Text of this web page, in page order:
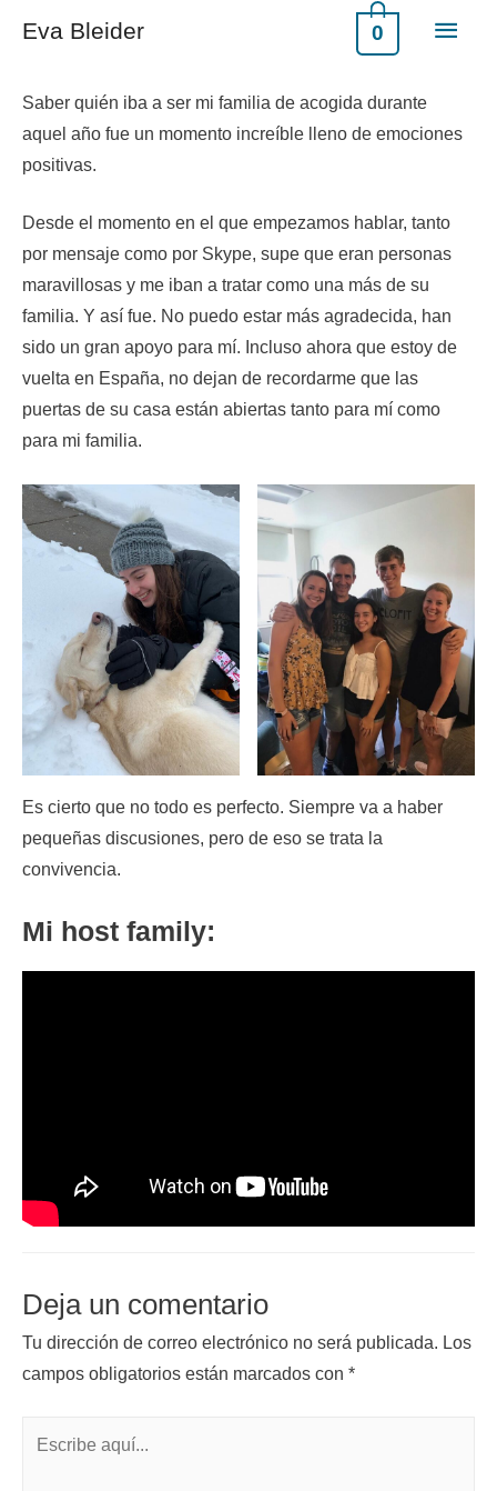
Eva Bleider 0
Saber quién iba a ser mi familia de acogida durante
aquel año fue un momento increíble lleno de emociones
positivas.
Desde el momento en el que empezamos hablar, tanto
por mensaje como por Skype, supe que eran personas
maravillosas y me iban a tratar como una más de su
familia. Y así fue. No puedo estar más agradecida, han
sido un gran apoyo para mí. Incluso ahora que estoy de
vuelta en España, no dejan de recordarme que las
puertas de su casa están abiertas tanto para mí como
para mi familia.
Es cierto que no todo es perfecto. Siempre va a haber
pequeñas discusiones, pero de eso se trata la
convivencia.
Mi host family:
Deja un comentario
Tu dirección de correo electrónico no será publicada. Los
campos obligatorios están marcados con *